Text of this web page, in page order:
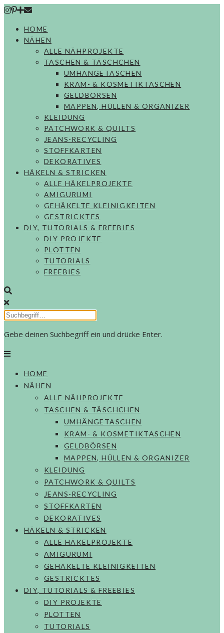
Skip
contentHOME
NÄHEN
ALLE NÄHPROJEKTE
TASCHEN & TÄSCHCHEN
UMHÄNGETASCHEN
KRAM- & KOSMETIKTASCHEN
GELDBÖRSEN
MAPPEN, HÜLLEN & ORGANIZER
KLEIDUNG
PATCHWORK & QUILTS
JEANS-RECYCLING
STOFFKARTEN
DEKORATIVES
HÄKELN & STRICKEN
ALLE HÄKELPROJEKTE
AMIGURUMI
GEHÄKELTE KLEINIGKEITEN
GESTRICKTES
DIY, TUTORIALS & FREEBIES
DIY PROJEKTE
PLOTTEN
TUTORIALS
FREEBIES
Gebe deinen Suchbegriff ein und drücke Enter.
HOME
NÄHEN
ALLE NÄHPROJEKTE
TASCHEN & TÄSCHCHEN
UMHÄNGETASCHEN
KRAM- & KOSMETIKTASCHEN
GELDBÖRSEN
MAPPEN, HÜLLEN & ORGANIZER
KLEIDUNG
PATCHWORK & QUILTS
JEANS-RECYCLING
STOFFKARTEN
DEKORATIVES
HÄKELN & STRICKEN
ALLE HÄKELPROJEKTE
AMIGURUMI
GEHÄKELTE KLEINIGKEITEN
GESTRICKTES
DIY, TUTORIALS & FREEBIES
DIY PROJEKTE
PLOTTEN
TUTORIALS